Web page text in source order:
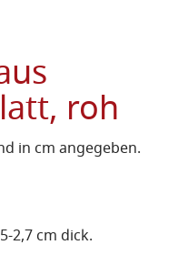
roh
in cm angegeben.
2,7 cm dick.